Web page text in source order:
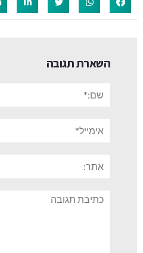
השארת תגובה
תגובה